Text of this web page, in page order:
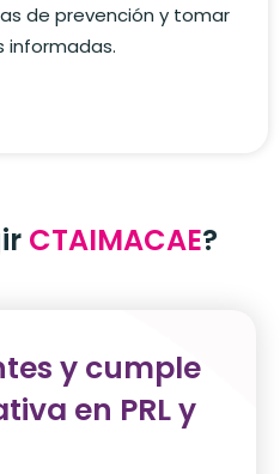
de prevención y tomar
informadas.
CTAIMACAE?
y cumple
en PRL y